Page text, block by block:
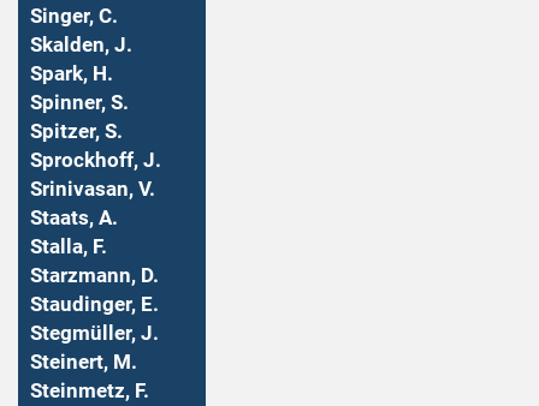
Singer, C.
Skalden, J.
Spark, H.
Spinner, S.
Spitzer, S.
Sprockhoff, J.
Srinivasan, V.
Staats, A.
Stalla, F.
Starzmann, D.
Staudinger, E.
Stegmüller, J.
Steinert, M.
Steinmetz, F.